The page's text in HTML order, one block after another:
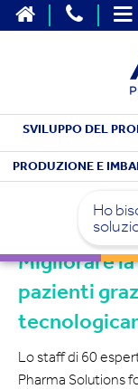
SVILUPPO DEL
PRODUZIONE E
Ho
SERVIZI DI
Sviluppo
Migliorare
pazienti
Lo staff di 60
Pharma Solutions